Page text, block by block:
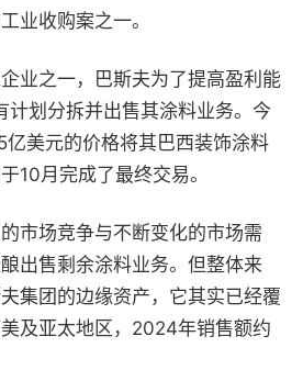
业收购案之一。
业之一，巴斯夫为了提高盈利能
计划分拆并出售其涂料业务。今
亿美元的价格将其巴西装饰涂料
10月完成了最终交易。
市场竞争与不断变化的市场需
出售剩余涂料业务。但整体来
集团的边缘资产，它其实已经覆
及亚太地区，2024年销售额约